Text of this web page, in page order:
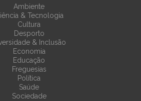
Ambiente
& Tecnologia
Cultura
Desporto
& Inclusão
Economia
Educação
Freguesias
Política
Saúde
Sociedade